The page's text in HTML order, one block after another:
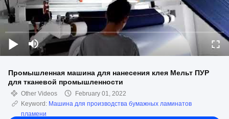
Промышленная машина для нанесения клея Мельт ПУР
для тканевой промышленности
Other Videos
February 01, 2022
Keyword: Машина для производства бумажных ламинатов
пламени